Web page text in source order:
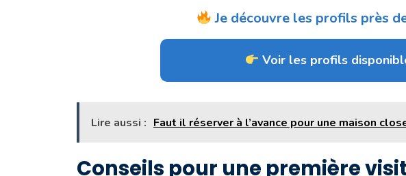
Je découvre les profils près
Voir les profils
Lire aussi : Faut il réserver à l’avance pour une maison
Conseils pour une première